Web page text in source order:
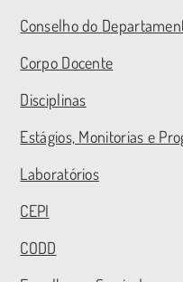
Conselho do
Corpo Docente
Disciplinas
Estágios, Monitorias e
Laboratórios
CEPI
CODD